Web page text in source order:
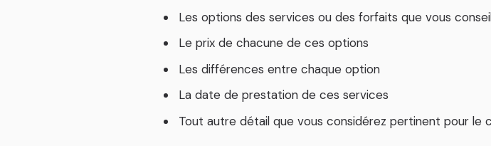
Les options des services ou des forfaits que vous
Le prix de chacune de ces options
Les différences entre chaque option
La date de prestation de ces services
Tout autre détail que vous considérez pertinent pour le